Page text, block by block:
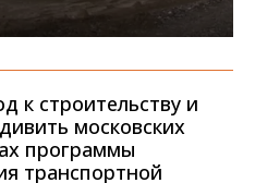
к строительству и
московских
программы
транспортной